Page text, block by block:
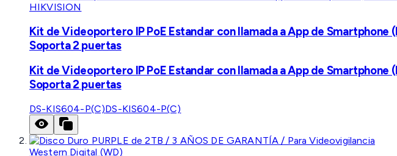
HIKVISION
Kit de Videoportero IP PoE Estandar con llamada a App de
Soporta 2 puertas
Kit de Videoportero IP PoE Estandar con llamada a App de
Soporta 2 puertas
DS-KIS604-P(C)DS-KIS604-P(C)
Western Digital (WD)